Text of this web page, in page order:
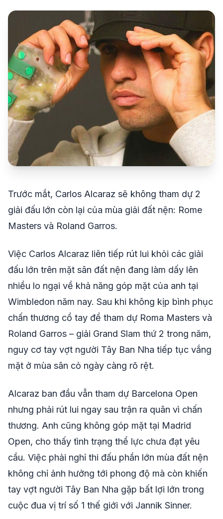
share © 2026 TT24H
Trước mắt, Carlos Alcaraz sẽ không tham dự 2
giải đấu lớn còn lại của mùa giải đất nện: Rome
Masters và Roland Garros.
Việc Carlos Alcaraz liên tiếp rút lui khỏi các giải
đấu lớn trên mặt sân đất nện đang làm dấy lên
nhiều lo ngại về khả năng góp mặt của anh tại
Wimbledon năm nay. Sau khi không kịp bình phục
chấn thương cổ tay để tham dự Roma Masters và
Roland Garros – giải Grand Slam thứ 2 trong năm,
nguy cơ tay vợt người Tây Ban Nha tiếp tục vắng
mặt ở mùa sân cỏ ngày càng rõ rệt.
Alcaraz ban đầu vẫn tham dự Barcelona Open
nhưng phải rút lui ngay sau trận ra quân vì chấn
thương. Anh cũng không góp mặt tại Madrid
Open, cho thấy tình trạng thể lực chưa đạt yêu
cầu. Việc phải nghỉ thi đấu phần lớn mùa đất nện
không chỉ ảnh hưởng tới phong độ mà còn khiến
tay vợt người Tây Ban Nha gặp bất lợi lớn trong
cuộc đua vị trí số 1 thế giới với Jannik Sinner.